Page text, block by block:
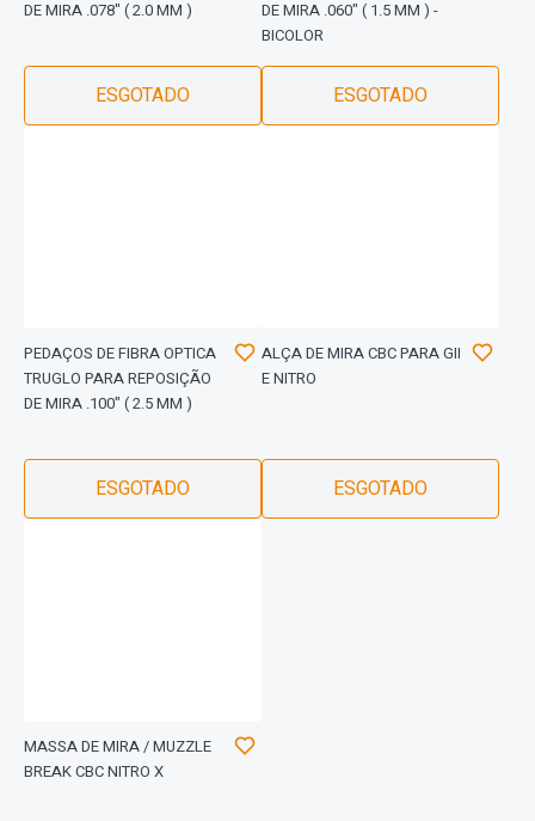
DE MIRA .078" ( 2.0 MM )
ESGOTADO
DE MIRA .060" ( 1.5 MM ) -
BICOLOR
ESGOTADO
PEDAÇOS DE FIBRA OPTICA
TRUGLO PARA REPOSIÇÃO
DE MIRA .100" ( 2.5 MM )
ESGOTADO
ALÇA DE MIRA CBC PARA GII
E NITRO
ESGOTADO
MASSA DE MIRA / MUZZLE
BREAK CBC NITRO X